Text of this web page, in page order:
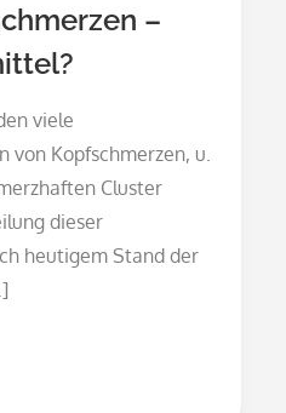
–
viele
von Kopfschmerzen, u.
Cluster
dieser
heutigem Stand der